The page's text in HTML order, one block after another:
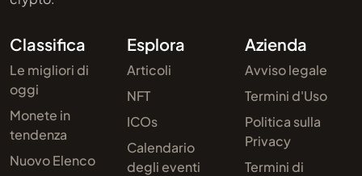
Classifica
Le migliori di
oggi
Monete in
tendenza
Nuovo Elenco
Esplora
Articoli
NFT
ICOs
Calendario
degli eventi
Azienda
Avviso legale
Termini d'Uso
Politica sulla
Privacy
Termini di